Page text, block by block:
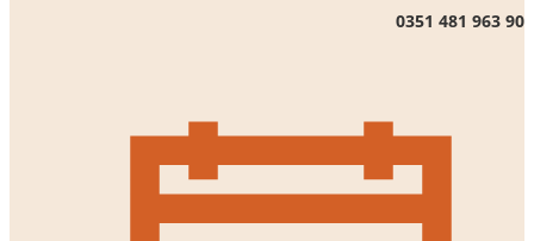
0351 481 963 90